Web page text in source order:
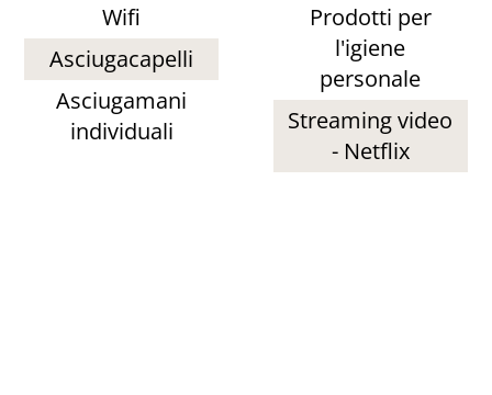
Wifi
Asciugacapelli
Asciugamani
individuali
Prodotti per
l'igiene
personale
Streaming video
- Netflix